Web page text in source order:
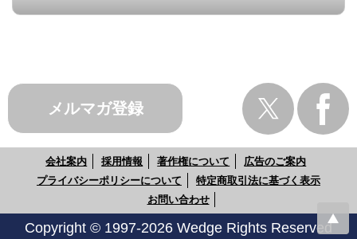
メルマガ登録
会社案内 採用情報 著作権について
広告のご案内
プライバシーポリシーについて
特定商取引法に基づく表示
お問い合わせ
Copyright © 1997-2026 Wedge Rights Reserved